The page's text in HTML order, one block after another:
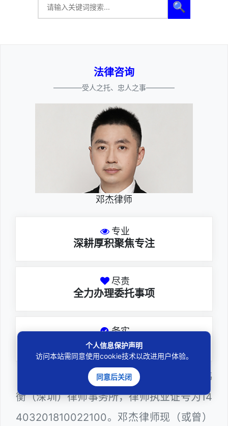
🔍
法律咨询
————受人之托、忠人之事————
邓杰律师
专业
深耕厚积聚焦专注
尽责
全力办理委托事项
务实
扎实维护合法权益
邓杰律师，法律硕士，执业于北京市炜
衡（深圳）律师事务所，律师执业证号为14
403201810022100。邓杰律师现（或曾）
个人信息保护声明
访问本站需同意使用cookie技术以改进用户体验。
同意后关闭